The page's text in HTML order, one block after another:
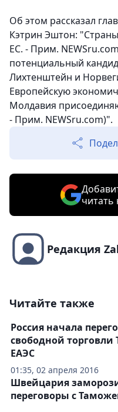
Об этом рассказал
Кэтрин Эштон:
ЕС. - Прим.
потенциальный
Лихтенштейн и
Европейскую
Молдавия
- Прим. NEWSru.com)".
Редакция
Читайте также
01:35, 02 апреля 2016
Россия начала
свободной торговли
ЕАЭС
Швейцария
переговоры с